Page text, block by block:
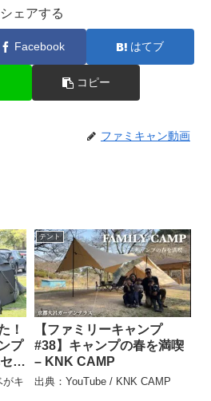
シェアする
Facebook はてブ
コピー
ファミキャン動画
！
プ
ベ
がキ
テント
【ファミリーキャンプ
#38】キャンプの春を満喫
– KNK CAMP
出典：YouTube / KNK CAMP